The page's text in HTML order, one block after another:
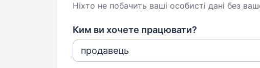
Ніхто не побачить ваші особисті дані без
Ким ви хочете працювати?